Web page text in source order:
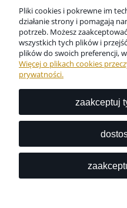
Niezbędne
Z nami
Pliki cookies i pokrewne im
działanie strony i pomagają
potrzeb. Możesz
wszystkich tych plików i
plików do swoich preferencji,
Więcej o plikach cookies
prywatności.
zaakceptuj